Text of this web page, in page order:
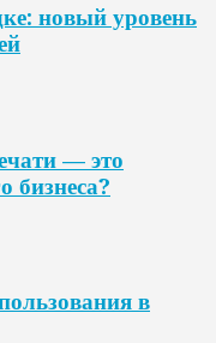
новый уровень
— это
бизнеса?
в